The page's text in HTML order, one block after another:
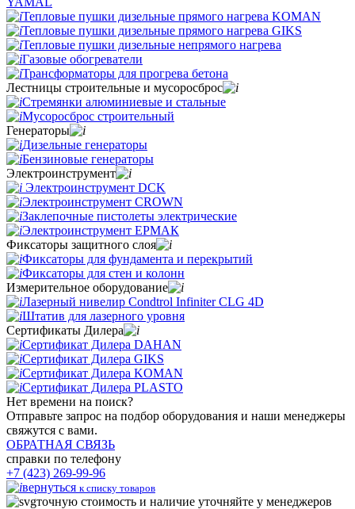
Тепловые пушки дизельные прямого нагрева KOMAN
Тепловые пушки дизельные прямого нагрева GIKS
Тепловые пушки дизельные непрямого нагрева
Газовые обогреватели
Трансформаторы для прогрева бетона
Лестницы строительные и мусоросброс
Стремянки алюминиевые и стальные
Мусоросброс строительный
Генераторы
Дизельные генераторы
Бензиновые генераторы
Электроинструмент
Электроинструмент DCK
Электроинструмент CROWN
Заклепочные пистолеты электрические
Электроинструмент ЕРМАК
Фиксаторы защитного слоя
Фиксаторы для фундамента и перекрытий
Фиксаторы для стен и колонн
Измерительное оборудование
Лазерный нивелир Condtrol Infiniter CLG 4D
Штатив для лазерного уровня
Сертификаты Дилера
Сертификат Дилера DAHAN
Сертификат Дилера GIKS
Сертификат Дилера KOMAN
Сертификат Дилера PLASTO
Нет времени на поиск?
Отправьте запрос на подбор оборудования и наши менеджеры
свяжутся с вами.
ОБРАТНАЯ СВЯЗЬ
справки по телефону
+7 (423) 269-99-96
вернуться к списку товаров
точную стоимость и наличие уточняйте у менеджеров